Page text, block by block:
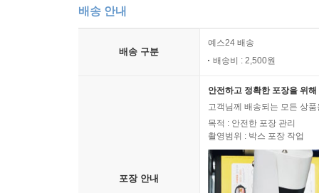
배송 안내
배송 구분
예스24 배송
배송비 : 2,500원
포장 안내
안전하고 정확한 포장을 위
고객님께 배송되는 모든 상
목적 : 안전한 포장 관리
촬영범위 : 박스 포장 작업